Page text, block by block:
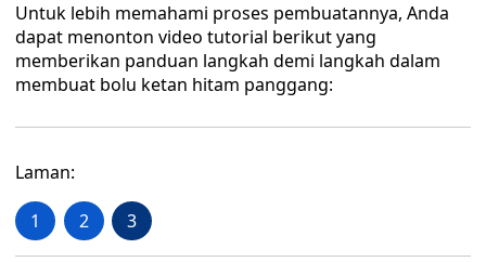
Untuk lebih memahami proses pembuatannya, Anda
dapat menonton video tutorial berikut yang
memberikan panduan langkah demi langkah dalam
membuat bolu ketan hitam panggang:
Laman:
1 2 3